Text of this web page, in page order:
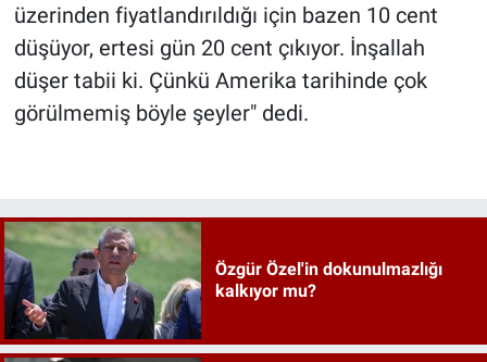
üzerinden fiyatlandırıldığı için bazen 10 cent
düşüyor, ertesi gün 20 cent çıkıyor. İnşallah
düşer tabii ki. Çünkü Amerika tarihinde çok
görülmemiş böyle şeyler" dedi.
Özgür Özel'in dokunulmazlığı
kalkıyor mu?